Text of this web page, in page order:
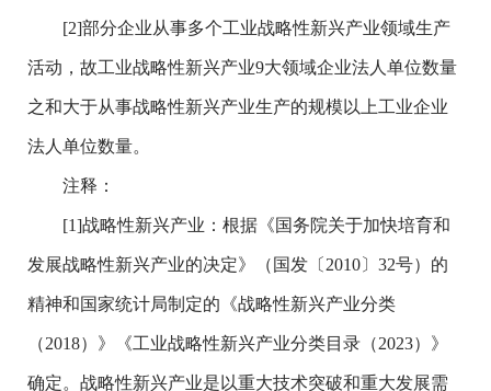
[2]部分企业从事多个工业战略性新兴产业领域生产
活动，故工业战略性新兴产业9大领域企业法人单位数量
之和大于从事战略性新兴产业生产的规模以上工业企业
法人单位数量。
注释：
[1]战略性新兴产业：根据《国务院关于加快培育和
发展战略性新兴产业的决定》（国发〔2010〕32号）的
精神和国家统计局制定的《战略性新兴产业分类
（2018）》《工业战略性新兴产业分类目录（2023）》
确定。战略性新兴产业是以重大技术突破和重大发展需